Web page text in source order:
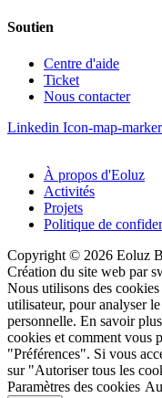
Soutien
Centre d'aide
Ticket
Nous contacter
Linkedin Icon-map-
À propos d'Eoluz
Activités
Projets
Politique de
Copyright © 2026 Eoluz
Création du site web par
Nous utilisons des
utilisateur, pour analyser
personnelle. En savoir
cookies et comment vous
"Préférences". Si vous
sur "Autoriser tous les
Paramètres des cookies